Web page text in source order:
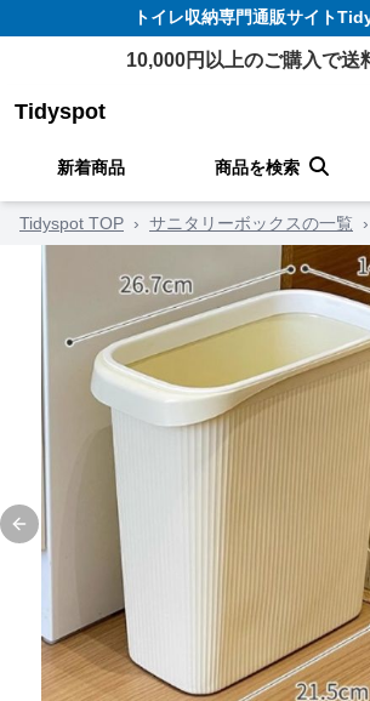
トイレ収納専門通販サイト
10,000円以上のご購入で送
Tidyspot
新着商品 商品を検索
Tidyspot TOP › サニタリーボックスの一覧 ›
Previous slide